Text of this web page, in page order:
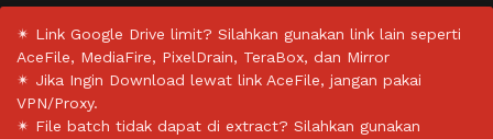
✴ Link Google Drive limit? Silahkan gunakan link lain seperti
AceFile, MediaFire, PixelDrain, TeraBox, dan Mirror
✴ Jika Ingin Download lewat link AceFile, jangan pakai
VPN/Proxy.
✴ File batch tidak dapat di extract? Silahkan gunakan